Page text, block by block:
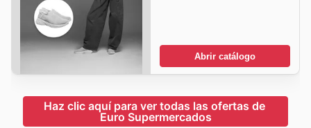
Abrir catálogo
Haz clic aquí para ver todas las ofertas de
Euro Supermercados